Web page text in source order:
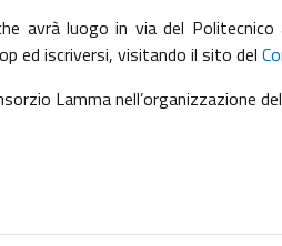
avrà luogo in via del
ed iscriversi, visitando il sito del
Lamma nell’organizzazione